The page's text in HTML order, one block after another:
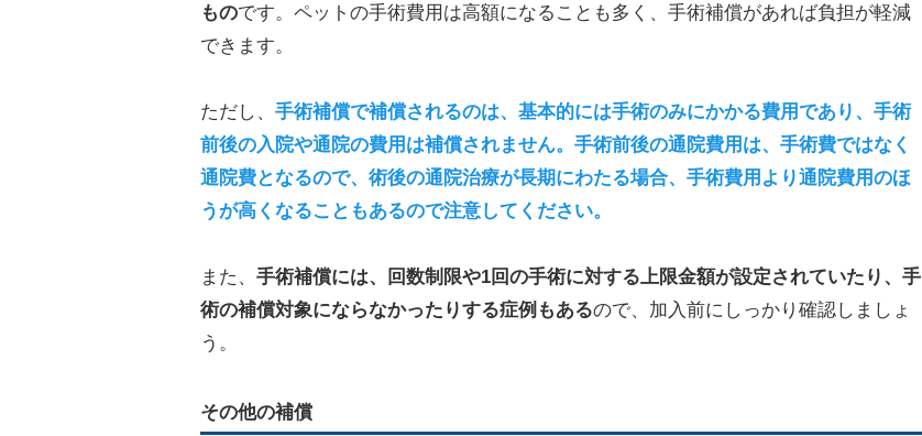
ものです。ペットの手術費用は高額になることも多く、手術補償があれば負担が軽減
できます。
ただし、 手術補償で補償されるのは、基本的には手術のみにかかる費用であり、手術
前後の入院や通院の費用は補償されません。手術前後の通院費用は、手術費ではなく
通院費となるので、術後の通院治療が長期にわたる場合、手術費用より通院費用のほ
うが高くなることもあるので注意してください。
また、 手術補償には、回数制限や1回の手術に対する上限金額が設定されていたり、手
術の補償対象にならなかったりする症例もあるので、加入前にしっかり確認しましょ
う。
その他の補償